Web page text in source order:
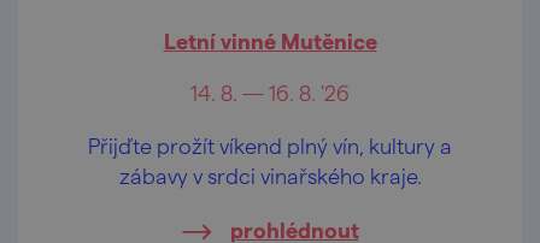
Letní vinné Mutěnice
14. 8. — 16. 8. '26
Přijďte prožít víkend plný vín, kultury a
zábavy v srdci vinařského kraje.
prohlédnout